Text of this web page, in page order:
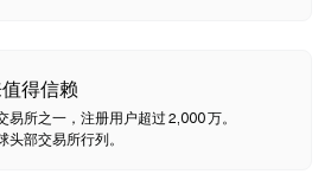
容链上。
得信赖
所之一，注册用户超过 2,000 万。
部交易所行列。